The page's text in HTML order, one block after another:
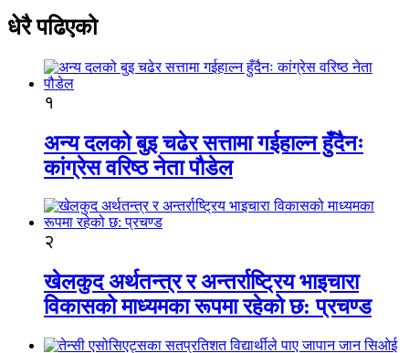
धेरै पढिएको
१
अन्य दलको बुइ चढेर सत्तामा गईहाल्न हुँदैनः
कांग्रेस वरिष्ठ नेता पौडेल
२
खेलकुद अर्थतन्त्र र अन्तर्राष्ट्रिय भाइचारा
विकासको माध्यमका रूपमा रहेको छ: प्रचण्ड